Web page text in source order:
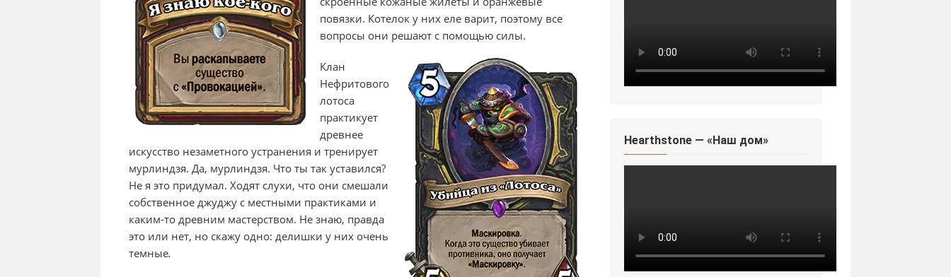
повязки. Котелок у них еле варит, поэтому все
вопросы они решают с помощью силы.
Клан
Нефритового
лотоса
практикует
древнее
искусство незаметного устранения и тренирует
мурлиндзя. Да, мурлиндзя. Что ты так уставился?
Не я это придумал. Ходят слухи, что они смешали
собственное джуджу с местными практиками и
каким-то древним мастерством. Не знаю, правда
это или нет, но скажу одно: делишки у них очень
темные.
Hearthstone — «Наш дом»